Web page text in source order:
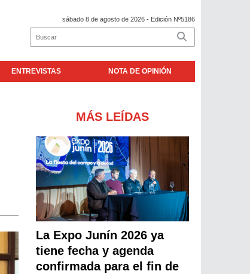
sábado 8 de agosto de 2026 - Edición Nº5186
ENTREVISTAS NOTA DE OPINIÓN
MÁS LEÍDAS
La Expo Junín 2026 ya
tiene fecha y agenda
confirmada para el fin de